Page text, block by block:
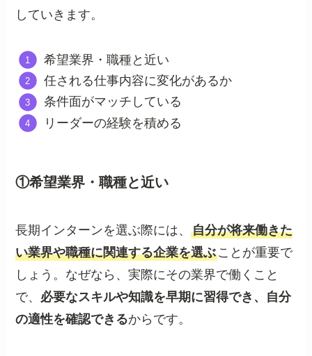
していきます。
希望業界・職種と近い
任される仕事内容に変化があるか
条件面がマッチしている
リーダーの経験を積める
①希望業界・職種と近い
長期インターンを選ぶ際には、自分が将来働きた
い業界や職種に関連する企業を選ぶことが重要で
しょう。なぜなら、実際にその業界で働くこと
で、 必要なスキルや知識を早期に習得でき、自分
の適性を確認できるからです。